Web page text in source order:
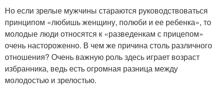
Но если зрелые мужчины стараются руководствоваться
принципом «любишь женщину, полюби и ее ребенка», то
молодые люди относятся к «разведенкам с прицепом»
очень настороженно. В чем же причина столь различного
отношения? Очень важную роль здесь играет возраст
избранника, ведь есть огромная разница между
молодостью и зрелостью.